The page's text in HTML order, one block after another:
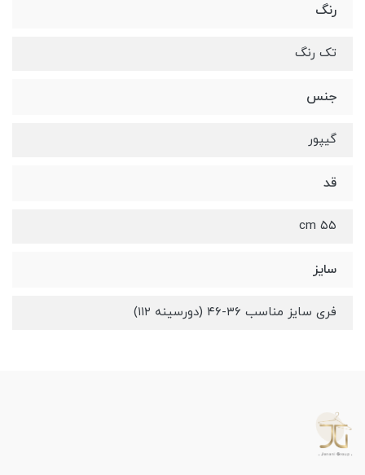
رنگ
تک رنگ
جنس
گیپور
قد
۵۵ cm
سایز
فری سایز مناسب ۳۶-۴۶ (دورسینه ۱۱۲)